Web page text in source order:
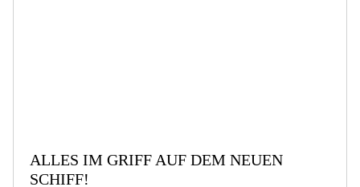
ALLES IM GRIFF AUF DEM NEUEN
SCHIFF!